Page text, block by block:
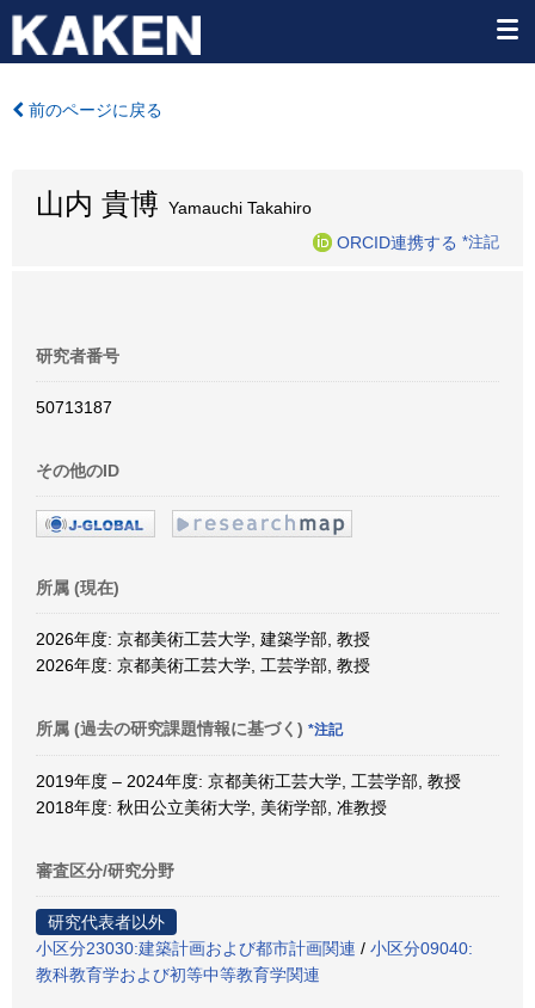
前のページに戻る
山内 貴博 Yamauchi Takahiro
ORCID連携する *注記
研究者番号
50713187
その他のID
所属 (現在)
2026年度: 京都美術工芸大学, 建築学部, 教授
2026年度: 京都美術工芸大学, 工芸学部, 教授
所属 (過去の研究課題情報に基づく) *注記
2019年度 – 2024年度: 京都美術工芸大学, 工芸学部, 教授
2018年度: 秋田公立美術大学, 美術学部, 准教授
審査区分/研究分野
研究代表者以外
小区分23030:建築計画および都市計画関連 / 小区分09040:
教科教育学および初等中等教育学関連